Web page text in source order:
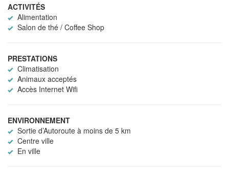
ACTIVITÉS
Alimentation
Salon de thé / Coffee Shop
PRESTATIONS
Climatisation
Animaux acceptés
Accès Internet Wifi
ENVIRONNEMENT
Sortie d’Autoroute à moins de 5 km
Centre ville
En ville